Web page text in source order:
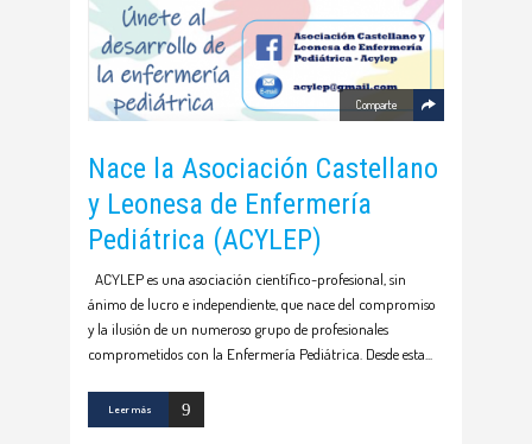
Comparte
Nace la Asociación Castellano
y Leonesa de Enfermería
Pediátrica (ACYLEP)
ACYLEP es una asociación científico-profesional, sin
ánimo de lucro e independiente, que nace del compromiso
y la ilusión de un numeroso grupo de profesionales
comprometidos con la Enfermería Pediátrica. Desde esta
Leer más